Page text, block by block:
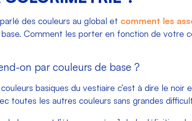
des couleurs au global et comment les
Comment les porter en fonction de votre
on par couleurs de base ?
basiques du vestiaire c’est à dire le
toutes les autres couleurs sans grandes